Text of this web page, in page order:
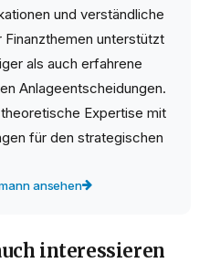
und verständliche
Finanzthemen unterstützt
als auch erfahrene
Anlageentscheidungen.
Expertise mit
für den strategischen
ansehen
interessieren